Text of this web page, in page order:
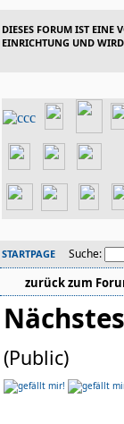
DIESES FORUM IST EINE
EINRICHTUNG UND
STARTPAGE
Suche:
zurück zum
(Public)